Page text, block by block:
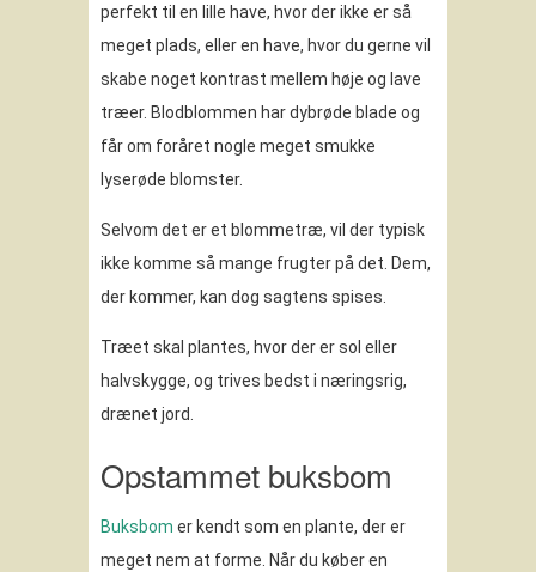
perfekt til en lille have, hvor der ikke er så
meget plads, eller en have, hvor du gerne vil
skabe noget kontrast mellem høje og lave
træer. Blodblommen har dybrøde blade og
får om foråret nogle meget smukke
lyserøde blomster.
Selvom det er et blommetræ, vil der typisk
ikke komme så mange frugter på det. Dem,
der kommer, kan dog sagtens spises.
Træet skal plantes, hvor der er sol eller
halvskygge, og trives bedst i næringsrig,
drænet jord.
Opstammet buksbom
Buksbom er kendt som en plante, der er
meget nem at forme. Når du køber en